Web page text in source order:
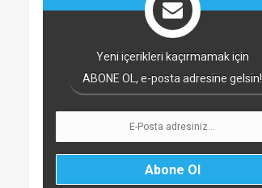
Yeni içerikleri kaçırmamak için
ABONE OL, e-posta adresine gelsin!